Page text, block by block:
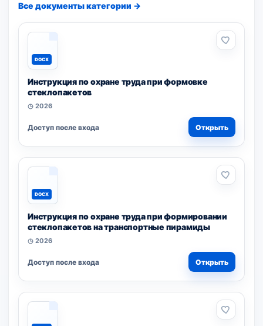
Все документы категории →
DOCX
Инструкция по охране труда при формовке
стеклопакетов
◷ 2026
Доступ после входа Открыть
DOCX
Инструкция по охране труда при формировании
стеклопакетов на транспортные пирамиды
◷ 2026
Доступ после входа Открыть